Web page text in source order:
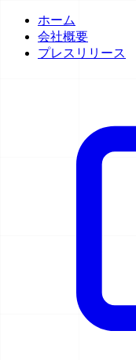
ホーム
会社概要
プレスリリース